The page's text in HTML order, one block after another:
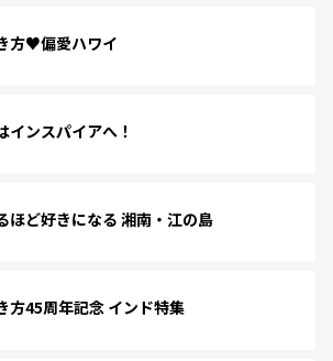
方♥偏愛ハワイ
インスパイアへ！
ほど好きになる 湘南・江の島
方45周年記念 インド特集